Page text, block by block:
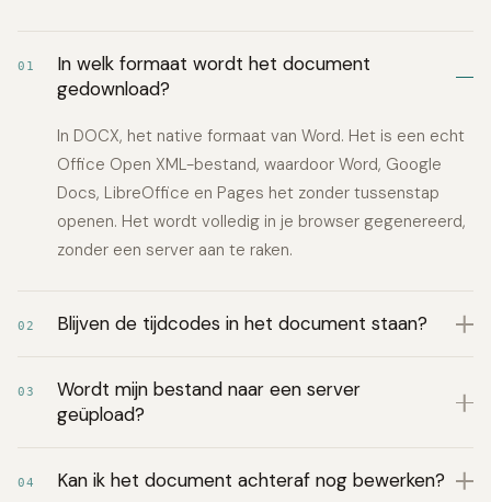
01
In welk formaat wordt het document
gedownload?
In DOCX, het native formaat van Word. Het is een echt
Office Open XML-bestand, waardoor Word, Google
Docs, LibreOffice en Pages het zonder tussenstap
openen. Het wordt volledig in je browser gegenereerd,
zonder een server aan te raken.
02 Blijven de tijdcodes in het document staan?
03
Wordt mijn bestand naar een server
geüpload?
04 Kan ik het document achteraf nog bewerken?